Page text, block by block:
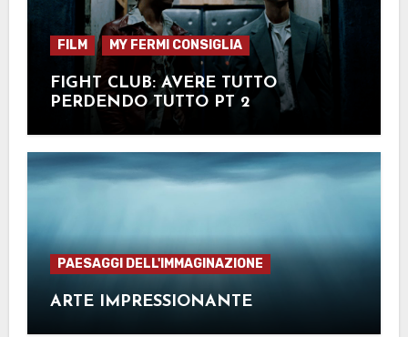
FILM MY FERMI CONSIGLIA
FIGHT CLUB: AVERE TUTTO
PERDENDO TUTTO PT 2
PAESAGGI DELL'IMMAGINAZIONE
ARTE IMPRESSIONANTE